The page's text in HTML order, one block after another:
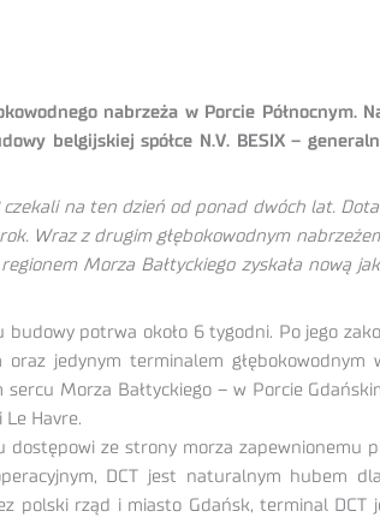
nabrzeża w Porcie Północnym.
belgijskiej spółce N.V. BESIX –
na ten dzień od ponad dwóch lat.
Wraz z drugim głębokowodnym
Morza Bałtyckiego zyskała nową
potrwa około 6 tygodni. Po jego
jedynym terminalem
Morza Bałtyckiego – w Porcie
Havre.
ze strony morza zapewnionemu
DCT jest naturalnym hubem
rząd i miasto Gdańsk, terminal DCT